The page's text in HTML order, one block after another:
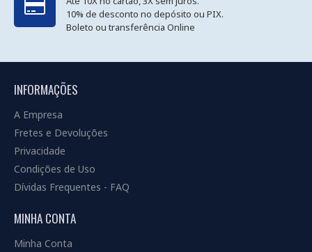
10% de desconto no depósito ou PIX.
Boleto ou transferência Online
INFORMAÇÕES
A Empresa
Fretes e Devoluções
Privacidade
Condições de Uso
Dívidas Frequentes - FAQ
MINHA CONTA
Minha Conta